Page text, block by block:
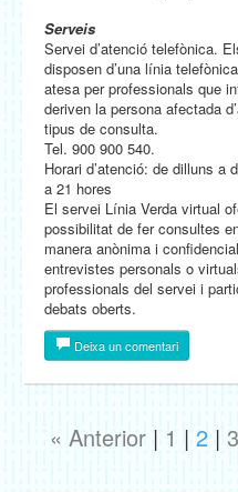
Serveis
Servei d’atenció telefònica.
disposen d’una línia
atesa per professionals que
deriven la persona afectada
tipus de consulta.
Tel. 900 900 540.
Horari d’atenció: de dilluns a
a 21 hores
El servei Línia Verda virtual
possibilitat de fer consultes
manera anònima i
entrevistes personals o
professionals del servei i
debats oberts.
Deixa un comentari
« Anterior | 1 | 2 | 3